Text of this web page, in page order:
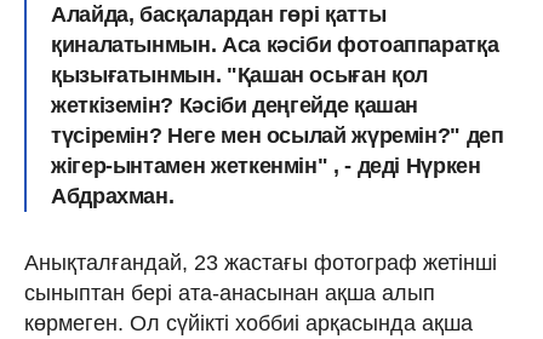
Алайда, басқалардан гөрі қатты
қиналатынмын. Аса кәсіби фотоаппаратқа
қызығатынмын. "Қашан осыған қол
жеткіземін? Кәсіби деңгейде қашан
түсіремін? Неге мен осылай жүремін?" деп
жігер-ынтамен жеткенмін" , - деді Нүркен
Абдрахман.
Анықталғандай, 23 жастағы фотограф жетінші
сыныптан бері ата-анасынан ақша алып
көрмеген. Ол сүйікті хоббиі арқасында ақша